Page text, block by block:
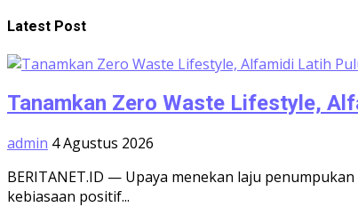
Latest Post
Tanamkan Zero Waste Lifestyle,
admin 4 Agustus 2026
BERITANET.ID — Upaya menekan laju
kebiasaan positif...